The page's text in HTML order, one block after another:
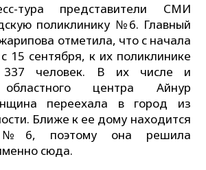
тура представители СМИ
поликлинику №6. Главный
отметила, что с начала
15 сентября, к их поликлинике
337 человек. В их числе и
центра Айнур
переехала в город из
Ближе к ее дому находится
№6, поэтому она решила
сюда.